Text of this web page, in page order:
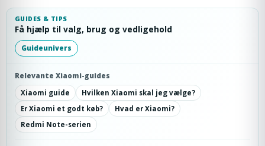
GUIDES & TIPS
Få hjælp til valg, brug og vedligehold
Guideunivers
Relevante Xiaomi-guides
Xiaomi guide
Hvilken Xiaomi skal jeg vælge?
Er Xiaomi et godt køb?
Hvad er Xiaomi?
Redmi Note-serien